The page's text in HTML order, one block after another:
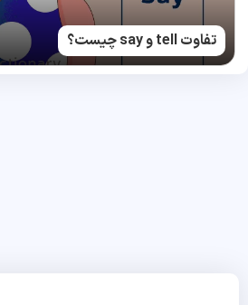
تفاوت tell و say چیست؟